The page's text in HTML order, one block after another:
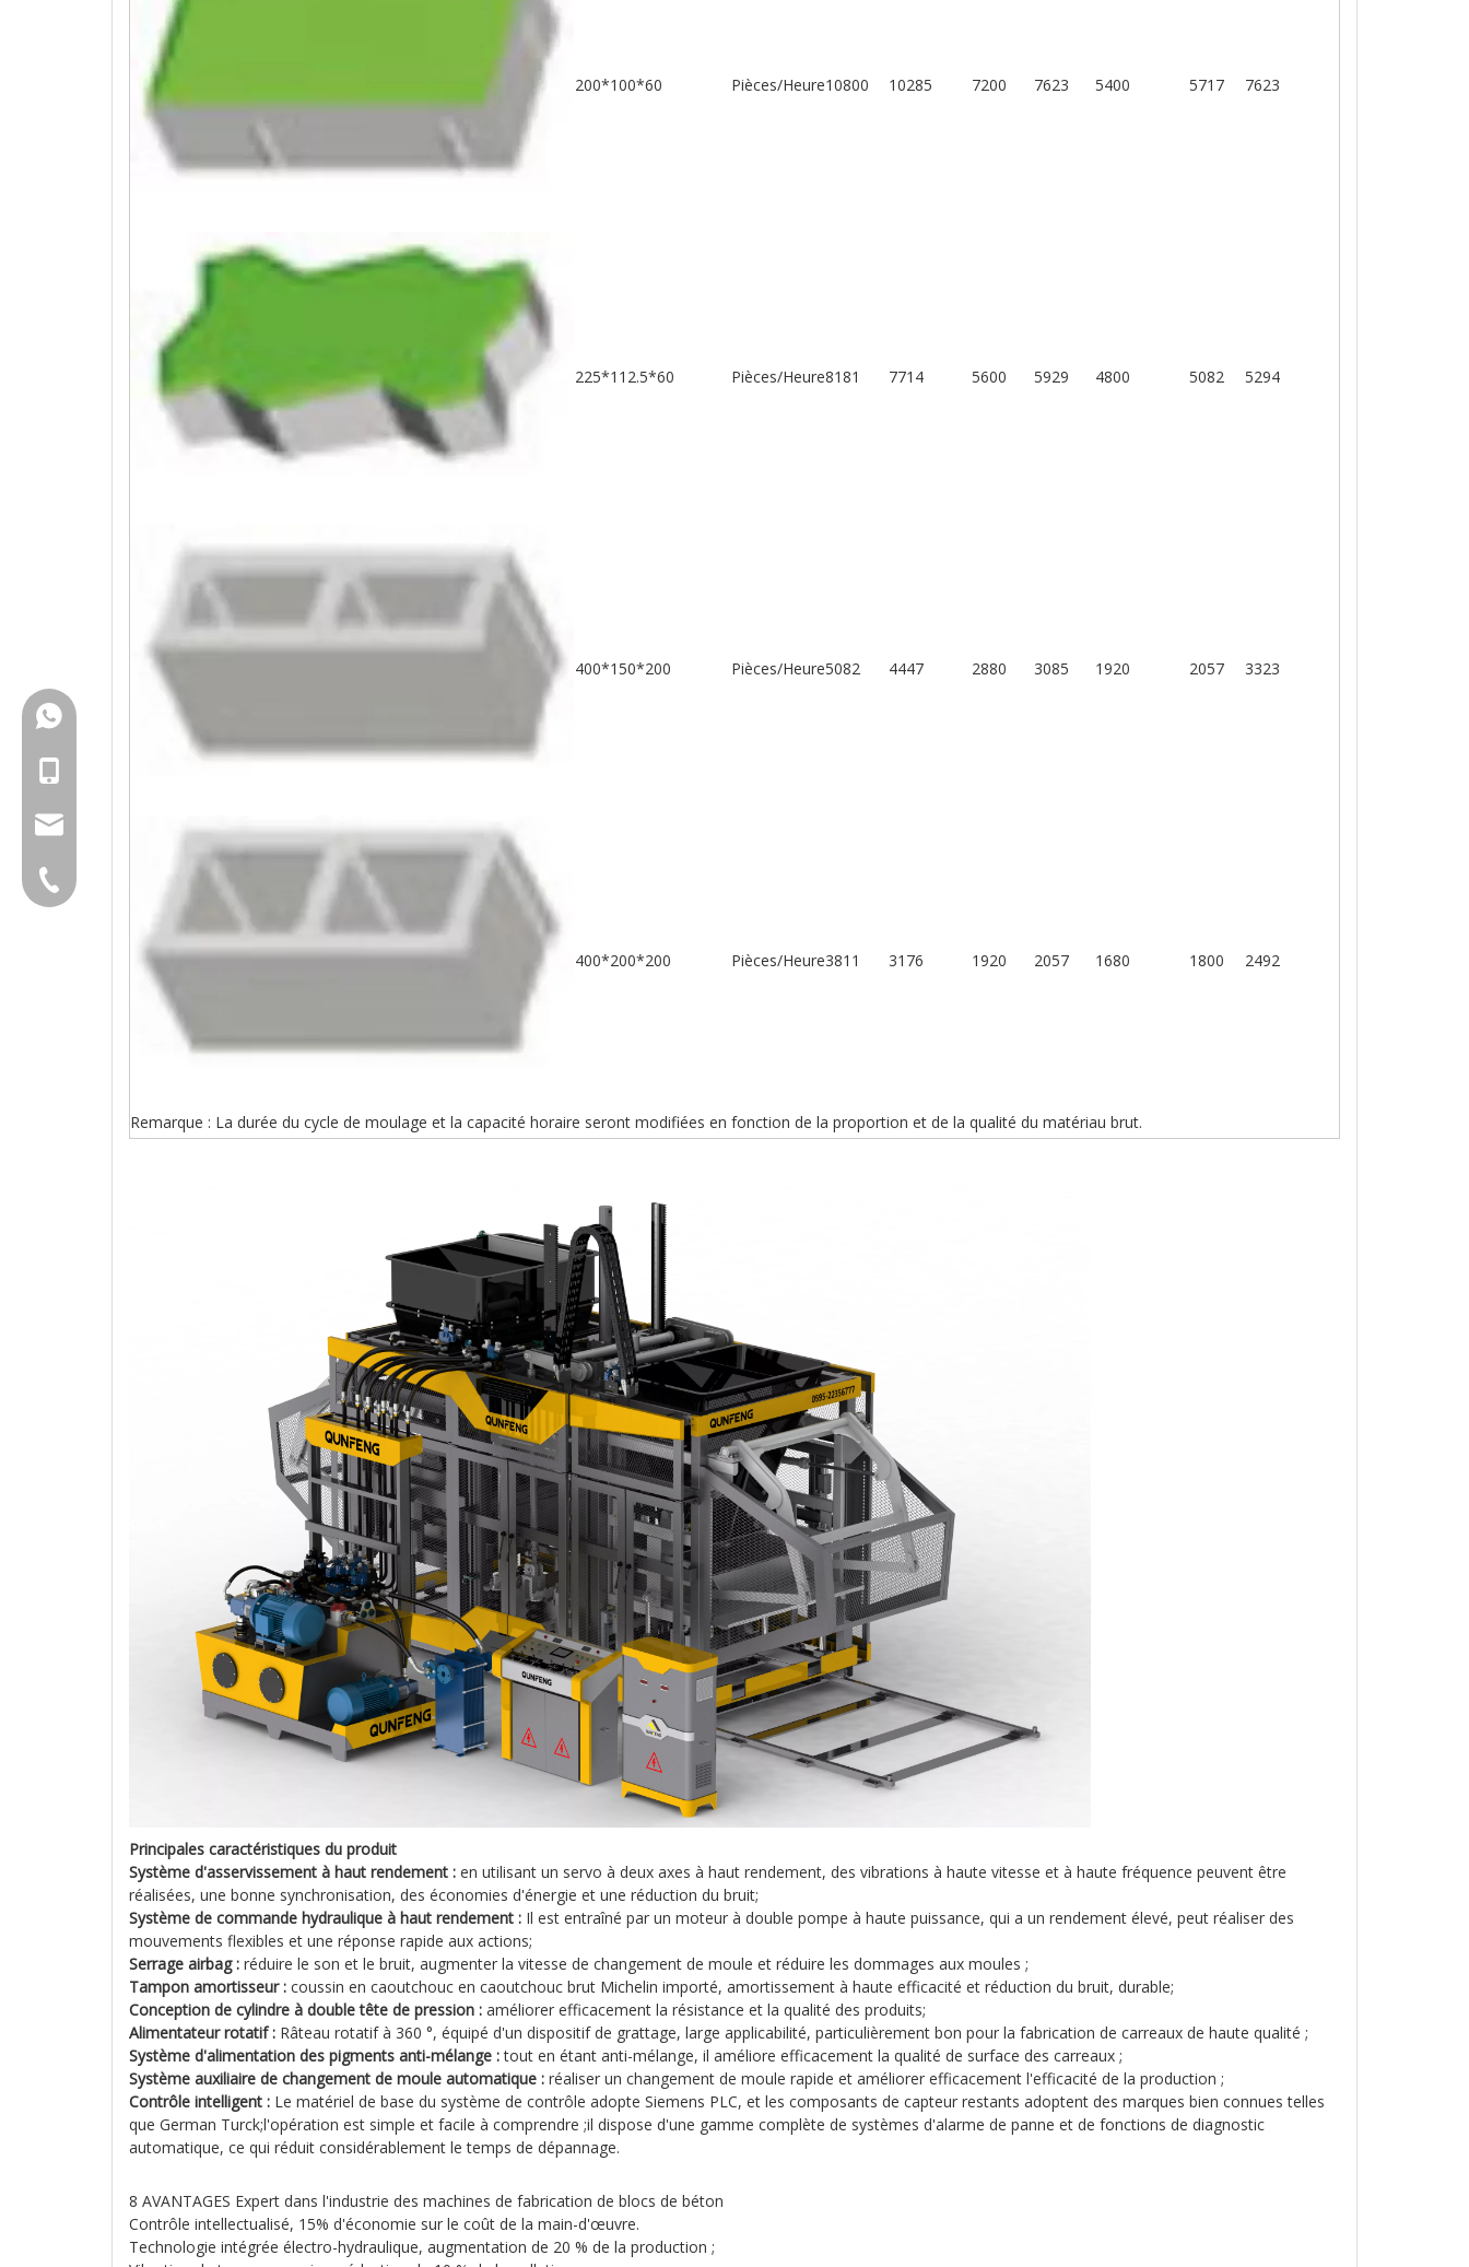
200*100*60 Pièces/Heure10800 10285 7200 7623 5400 5717 7623
225*112.5*60 Pièces/Heure8181 7714 5600 5929 4800 5082 5294
400*150*200 Pièces/Heure5082 4447 2880 3085 1920 2057 3323
400*200*200 Pièces/Heure3811 3176 1920 2057 1680 1800 2492
Remarque : La durée du cycle de moulage et la capacité horaire seront modifiées en fonction de la proportion et de la qualité du matériau brut.
Principales caractéristiques du produit
Système d'asservissement à haut rendement : en utilisant un servo à deux axes à haut rendement, des vibrations à haute vitesse et à haute fréquence peuvent être
réalisées, une bonne synchronisation, des économies d'énergie et une réduction du bruit;
Système de commande hydraulique à haut rendement : Il est entraîné par un moteur à double pompe à haute puissance, qui a un rendement élevé, peut réaliser des
mouvements flexibles et une réponse rapide aux actions;
Serrage airbag : réduire le son et le bruit, augmenter la vitesse de changement de moule et réduire les dommages aux moules ;
Tampon amortisseur : coussin en caoutchouc en caoutchouc brut Michelin importé, amortissement à haute efficacité et réduction du bruit, durable;
Conception de cylindre à double tête de pression : améliorer efficacement la résistance et la qualité des produits;
Alimentateur rotatif : Râteau rotatif à 360 °, équipé d'un dispositif de grattage, large applicabilité, particulièrement bon pour la fabrication de carreaux de haute qualité ;
Système d'alimentation des pigments anti-mélange :tout en étant anti-mélange, il améliore efficacement la qualité de surface des carreaux ;
Système auxiliaire de changement de moule automatique : réaliser un changement de moule rapide et améliorer efficacement l'efficacité de la production ;
Contrôle intelligent : Le matériel de base du système de contrôle adopte Siemens PLC, et les composants de capteur restants adoptent des marques bien connues telles
que German Turck;l'opération est simple et facile à comprendre ;il dispose d'une gamme complète de systèmes d'alarme de panne et de fonctions de diagnostic
automatique, ce qui réduit considérablement le temps de dépannage.
8 AVANTAGES Expert dans l'industrie des machines de fabrication de blocs de béton
Contrôle intellectualisé, 15% d'économie sur le coût de la main-d'œuvre.
Technologie intégrée électro-hydraulique, augmentation de 20 % de la production ;
+86-18150503129
group@qunfeng.com
+86-595 22356789